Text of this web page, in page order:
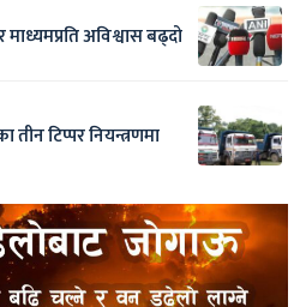
अविश्वास बढ्दो
टिप्पर नियन्त्रणमा